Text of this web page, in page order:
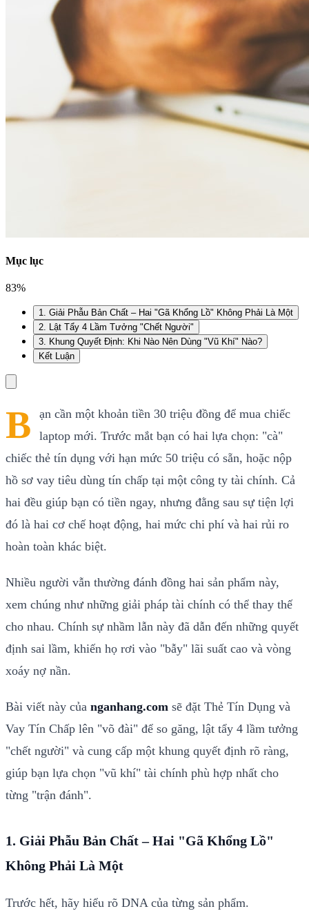
Mục lục
83%
1. Giải Phẫu Bản Chất – Hai "Gã Khổng Lồ" Không Phải Là Một
2. Lật Tẩy 4 Lầm Tưởng "Chết Người"
3. Khung Quyết Định: Khi Nào Nên Dùng "Vũ Khí" Nào?
Kết Luận
B
ạn cần một khoản tiền 30 triệu đồng để mua chiếc
laptop mới. Trước mắt bạn có hai lựa chọn: "cà"
chiếc thẻ tín dụng với hạn mức 50 triệu có sẵn, hoặc nộp
hồ sơ vay tiêu dùng tín chấp tại một công ty tài chính. Cả
hai đều giúp bạn có tiền ngay, nhưng đằng sau sự tiện lợi
đó là hai cơ chế hoạt động, hai mức chi phí và hai rủi ro
hoàn toàn khác biệt.
Nhiều người vẫn thường đánh đồng hai sản phẩm này,
xem chúng như những giải pháp tài chính có thể thay thế
cho nhau. Chính sự nhầm lẫn này đã dẫn đến những quyết
định sai lầm, khiến họ rơi vào "bẫy" lãi suất cao và vòng
xoáy nợ nần.
Bài viết này của nganhang.com sẽ đặt Thẻ Tín Dụng và
Vay Tín Chấp lên "võ đài" để so găng, lật tẩy 4 lầm tưởng
"chết người" và cung cấp một khung quyết định rõ ràng,
giúp bạn lựa chọn "vũ khí" tài chính phù hợp nhất cho
từng "trận đánh".
1. Giải Phẫu Bản Chất – Hai "Gã Khổng Lồ"
Không Phải Là Một
Trước hết, hãy hiểu rõ DNA của từng sản phẩm.